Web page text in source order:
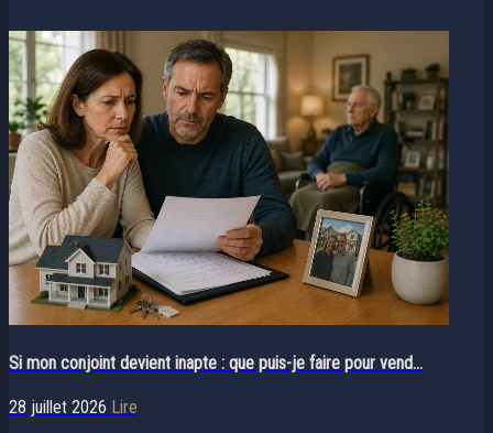
Si mon conjoint devient inapte : que puis-je faire pour vend...
28 juillet 2026 Lire